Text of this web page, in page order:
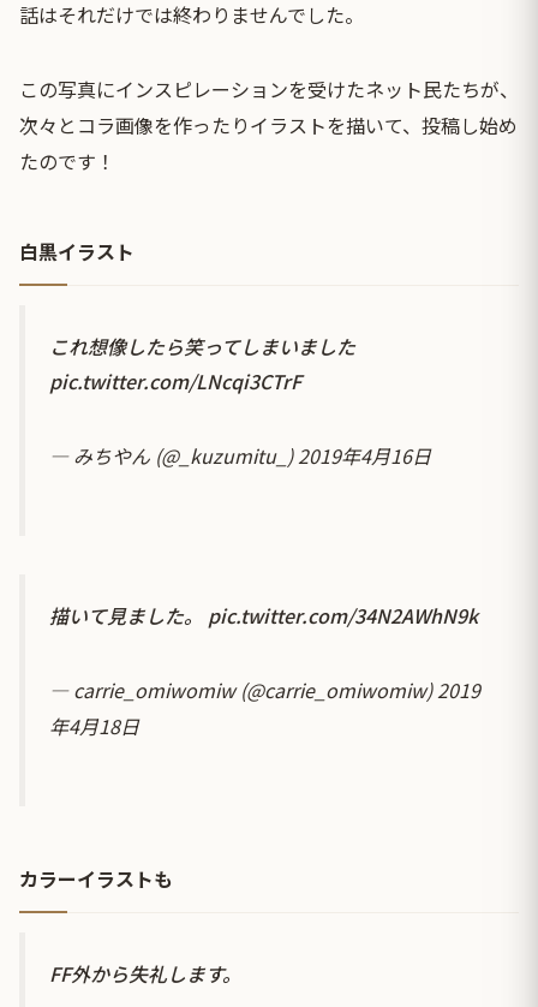
話はそれだけでは終わりませんでした。
この写真にインスピレーションを受けたネット民たちが、
次々とコラ画像を作ったりイラストを描いて、投稿し始め
たのです！
白黒イラスト
これ想像したら笑ってしまいました
pic.twitter.com/LNcqi3CTrF
— みちやん (@_kuzumitu_)2019年4月16日
描いて見ました。 pic.twitter.com/34N2AWhN9k
— carrie_omiwomiw (@carrie_omiwomiw)2019
年4月18日
カラーイラストも
FF外から失礼します。